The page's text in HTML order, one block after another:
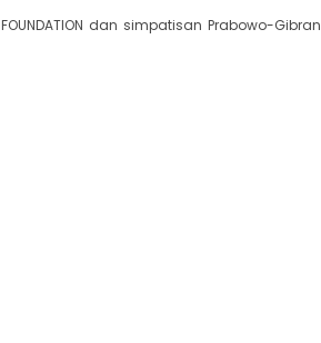
dan simpatisan Prabowo-